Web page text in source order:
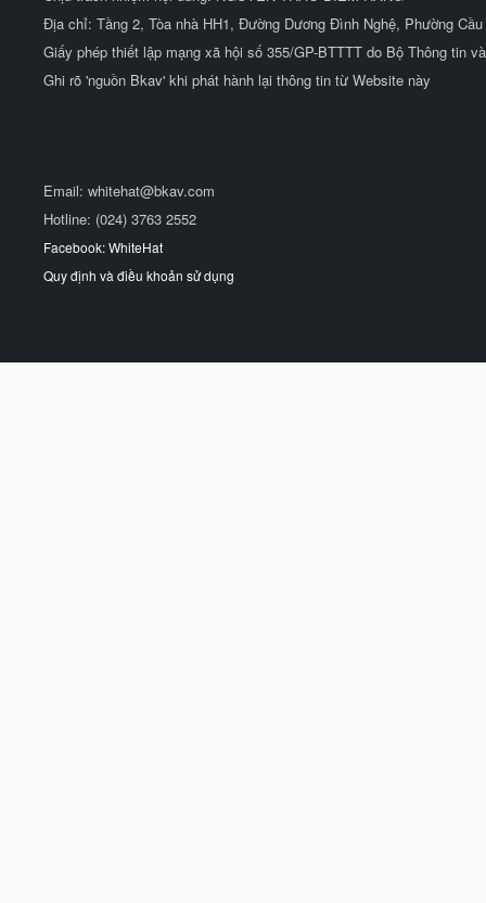
Địa chỉ: Tầng 2, Tòa nhà HH1, Đường Dương Đình Nghệ, Phường
Giấy phép thiết lập mạng xã hội số 355/GP-BTTTT do Bộ Thông tin
Ghi rõ 'nguồn Bkav' khi phát hành lại thông tin từ Website này
Email: whitehat@bkav.com
Hotline: (024) 3763 2552
Facebook: WhiteHat
Quy định và điều khoản sử dụng